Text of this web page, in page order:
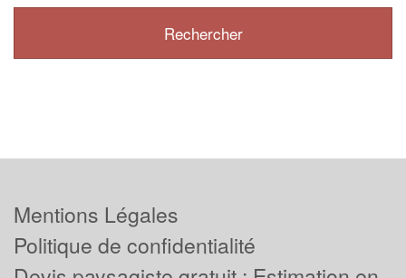
Mentions Légales
Politique de confidentialité